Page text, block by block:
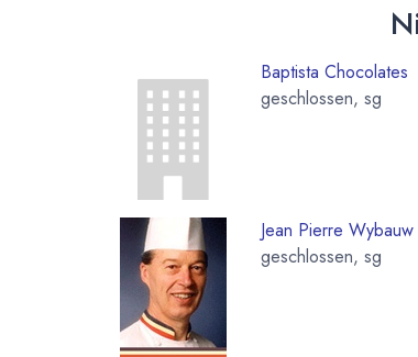
Baptista Chocolates
geschlossen, sg
Jean Pierre
geschlossen, sg